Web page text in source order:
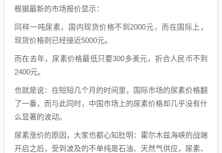
根据最新的市场报价显示：
同样一吨尿素，国内现货价格不到2000元，而在国际上，
现货价格则已经接近5000元。
而在去年，尿素价格最低只要300多美元，折合人民币不到
2400元。
也就是说：在短短几个月的时间里，国际市场的尿素价格翻
了一番，而与此同时，中国市场上的尿素价格却几乎没有什
么显著的波动。
尿素涨价的原因，大家也都心知肚明：霍尔木兹海峡的战端
开启之后，受到波及的不单纯是石油、天然气供应，尿素、